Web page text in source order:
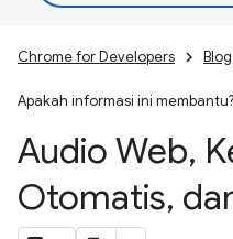
Chrome for Developers Blog
Apakah informasi ini membantu?
Audio Web,
Otomatis,